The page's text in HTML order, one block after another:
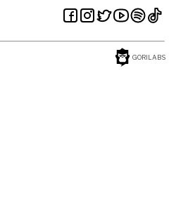
GORILABS